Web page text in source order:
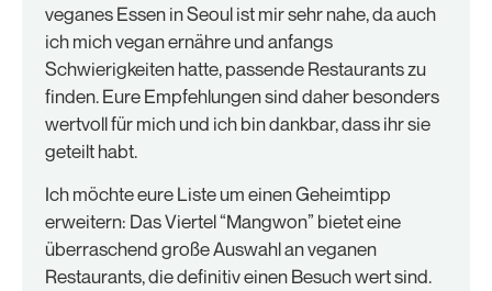
veganes Essen in Seoul ist mir sehr nahe, da auch
ich mich vegan ernähre und anfangs
Schwierigkeiten hatte, passende Restaurants zu
finden. Eure Empfehlungen sind daher besonders
wertvoll für mich und ich bin dankbar, dass ihr sie
geteilt habt.
Ich möchte eure Liste um einen Geheimtipp
erweitern: Das Viertel “Mangwon” bietet eine
überraschend große Auswahl an veganen
Restaurants, die definitiv einen Besuch wert sind.